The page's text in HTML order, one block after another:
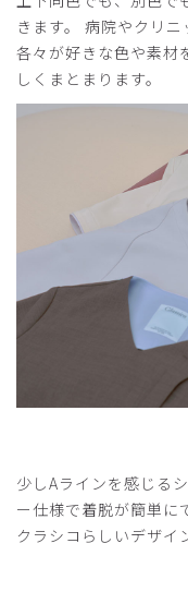
きます。 病院やクリニ
各々が好きな色や素材
しくまとまります。
少しAラインを感じる
ー仕様で着脱が簡単に
クラシコらしいデザイ